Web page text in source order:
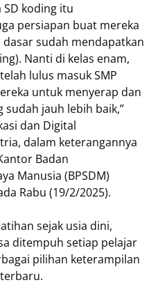
SD koding itu
persiapan buat mereka
sudah mendapatkan
Nanti di kelas enam,
lulus masuk SMP
untuk menyerap dan
jauh lebih baik,”
dan Digital
dalam keterangannya
Badan
Manusia (BPSDM)
Rabu (19/2/2025).
sejak usia dini,
ditempuh setiap pelajar
pilihan keterampilan